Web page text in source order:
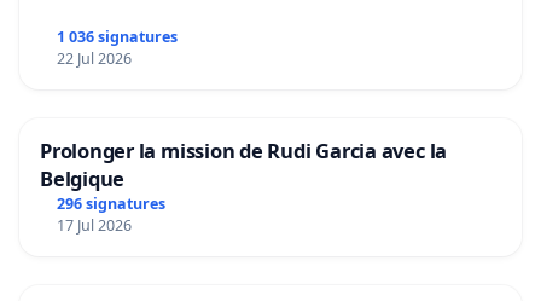
1 036 signatures
22 Jul 2026
Prolonger la mission de Rudi Garcia avec la
Belgique
296 signatures
17 Jul 2026